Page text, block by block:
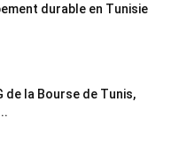
durable en Tunisie
de la Bourse de Tunis,